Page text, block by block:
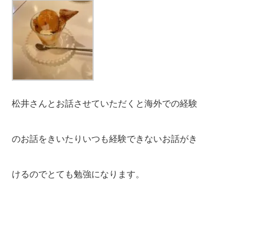
松井さんとお話させていただくと海外での経験
のお話をきいたりいつも経験できないお話がき
けるのでとても勉強になります。